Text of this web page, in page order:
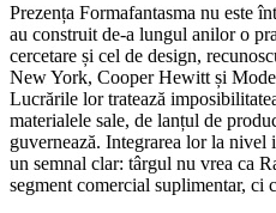
Prezența Formafantasma nu este
au construit de-a lungul anilor o
cercetare și cel de design,
New York, Cooper Hewitt și
Lucrările lor tratează
materialele sale, de lanțul de
guvernează. Integrarea lor la
un semnal clar: târgul nu vrea ca
segment comercial suplimentar, ci